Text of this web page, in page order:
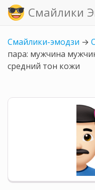
Смайлики
Смайлики-эмодзи →
пара: мужчина
средний тон кожи